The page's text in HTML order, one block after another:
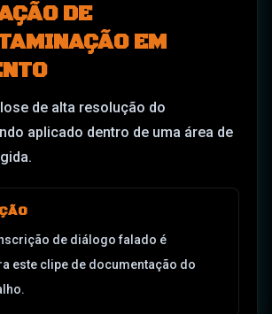
DE
EM
de alta resolução do
aplicado dentro de uma área de
de diálogo falado é
este clipe de documentação do